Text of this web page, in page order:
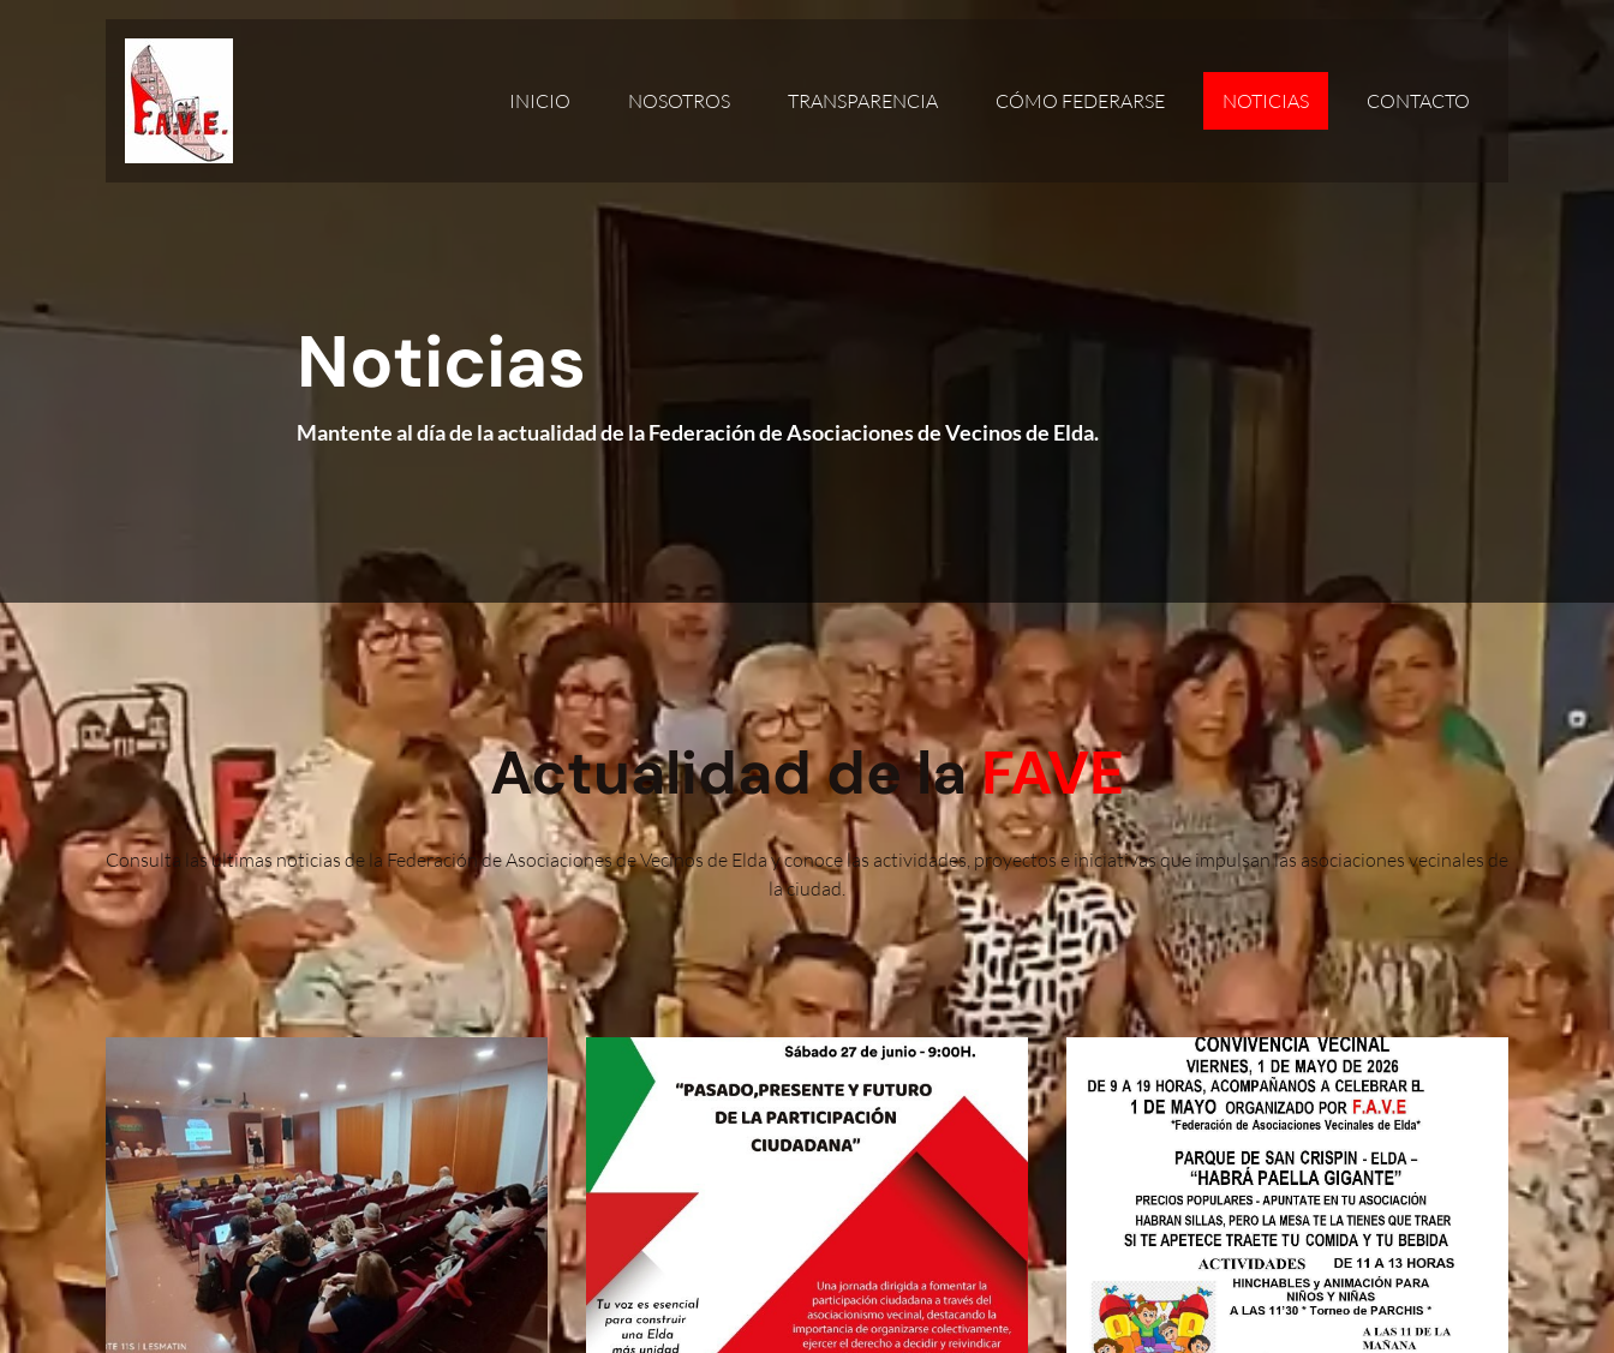
INICIO NOSOTROS TRANSPARENCIA CÓMO FEDERARSE NOTICIAS CONTACTO
Noticias
Mantente al día de la actualidad de la Federación de Asociaciones de Vecinos de Elda.
Actualidad de laFAVE
Consulta las últimas noticias de la Federación de Asociaciones de Vecinos de Elda y conoce las actividades, proyectos e iniciativas que impulsan las asociaciones vecinales de
la ciudad.